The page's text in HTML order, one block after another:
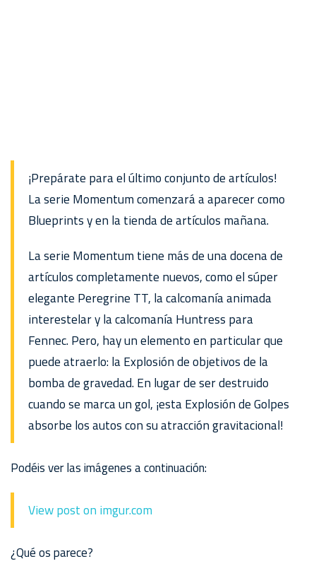
¡Prepárate para el último conjunto de artículos!
La serie Momentum comenzará a aparecer como
Blueprints y en la tienda de artículos mañana.
La serie Momentum tiene más de una docena de
artículos completamente nuevos, como el súper
elegante Peregrine TT, la calcomanía animada
interestelar y la calcomanía Huntress para
Fennec. Pero, hay un elemento en particular que
puede atraerlo: la Explosión de objetivos de la
bomba de gravedad. En lugar de ser destruido
cuando se marca un gol, ¡esta Explosión de Golpes
absorbe los autos con su atracción gravitacional!
Podéis ver las imágenes a continuación:
View post on imgur.com
¿Qué os parece?